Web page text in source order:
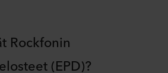
Rockfonin
(EPD)?